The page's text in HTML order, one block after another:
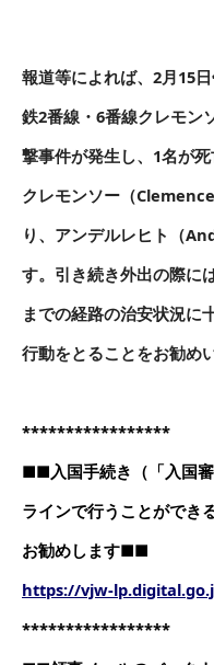
報道等によれば、2月15
鉄2番線・6番線クレモ
撃事件が発生し、1名が死
クレモンソー（
り、アンデルレヒト（
す。引き続き外出の際に
までの経路の治安状況に
行動をとることをお勧め
*****************
■■入国手続き（「入国
ラインで行うことができ
お勧めします■■
https://vjw-
*****************